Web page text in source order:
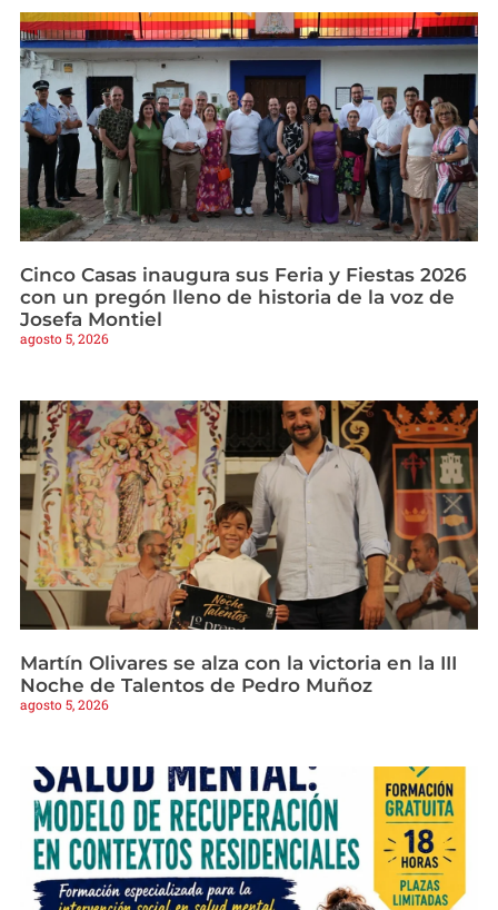
Cinco Casas inaugura sus Feria y Fiestas 2026
con un pregón lleno de historia de la voz de
Josefa Montiel
agosto 5, 2026
Martín Olivares se alza con la victoria en la III
Noche de Talentos de Pedro Muñoz
agosto 5, 2026